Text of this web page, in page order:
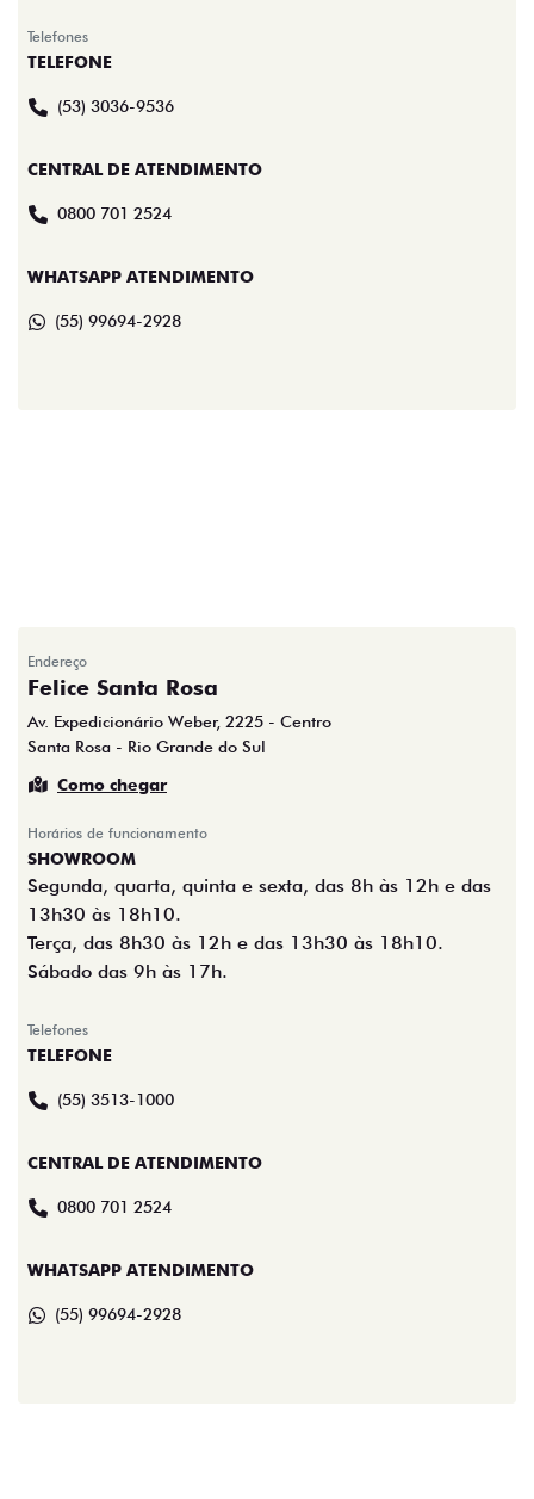
Telefones
TELEFONE
(53) 3036-9536
CENTRAL DE ATENDIMENTO
0800 701 2524
WHATSAPP ATENDIMENTO
(55) 99694-2928
Endereço
Felice Santa Rosa
Av. Expedicionário Weber, 2225 - Centro
Santa Rosa - Rio Grande do Sul
Como chegar
Horários de funcionamento
SHOWROOM
Segunda, quarta, quinta e sexta, das 8h às 12h e das
13h30 às 18h10.
Terça, das 8h30 às 12h e das 13h30 às 18h10.
Sábado das 9h às 17h.
Telefones
TELEFONE
(55) 3513-1000
CENTRAL DE ATENDIMENTO
0800 701 2524
WHATSAPP ATENDIMENTO
(55) 99694-2928